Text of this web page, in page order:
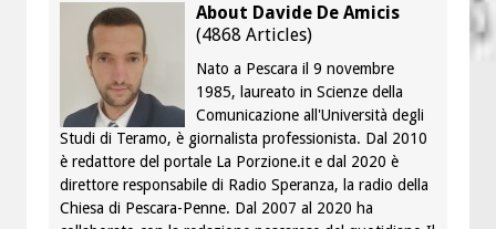
About Davide De Amicis
(4868 Articles)
Nato a Pescara il 9 novembre
1985, laureato in Scienze della
Comunicazione all'Università degli
Studi di Teramo, è giornalista professionista. Dal 2010
è redattore del portale La Porzione.it e dal 2020 è
direttore responsabile di Radio Speranza, la radio della
Chiesa di Pescara-Penne. Dal 2007 al 2020 ha